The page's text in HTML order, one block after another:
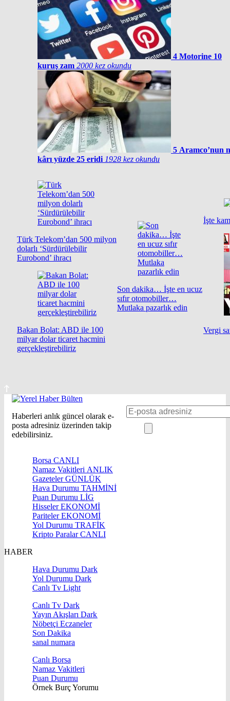
4 Motorine 10
kuruş zam 2000 kez okundu
5 Aramco’nun
kârı yüzde 25 eridi 1928 kez okundu
Türk Telekom’dan 500 milyon
dolarlı ‘Sürdürülebilir
Eurobond’ ihracı
Bakan Bolat: ABD ile 100
milyar dolar ticaret hacmini
gerçekleştirebiliriz
Son dakika… İşte en ucuz
sıfır otomobiller…
Mutlaka pazarlık edin
İşte
Vergi
Haberleri anlık güncel olarak e-
posta adresiniz üzerinden takip
edebilirsiniz.
Borsa CANLI
Namaz Vakitleri ANLIK
GazetelerGÜNLÜK
Hava Durumu TAHMİNİ
Puan Durumu LİG
HisselerEKONOMİ
ParitelerEKONOMİ
Yol Durumu TRAFİK
Kripto ParalarCANLI
HABER
Hava Durumu Dark
Yol Durumu Dark
Canlı Tv Light
Canlı Tv Dark
Yayın Akışları Dark
Nöbetçi Eczaneler
Son Dakika
sanal numara
Canlı Borsa
Namaz Vakitleri
Puan Durumu
Örnek Burç Yorumu